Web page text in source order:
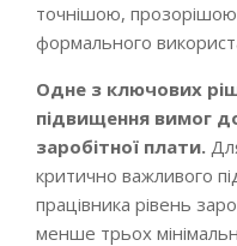
точнішою,
формального
Одне з ключових
підвищення вимог
заробітної плати.
критично важливого
працівника рівень
менше трьох